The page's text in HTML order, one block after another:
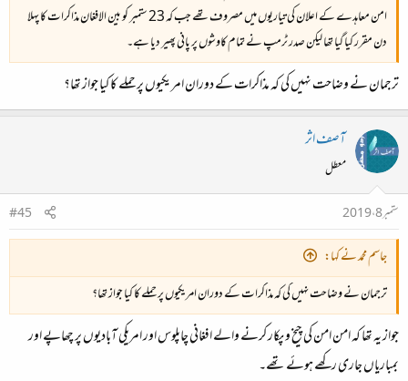
امن معاہدے کے اعلان کی تیاریوں میں مصروف تھے جب کہ 23 ستمبر کو بین الافغان مذاکرات کا پہلا
دن مقرر کیا گیا تھا لیکن صدر ٹرمپ نے تمام کاوشوں پر پانی پھیر دیا ہے۔
ترجمان نے وضاحت نہیں کی کہ مذاکرات کے دوران امریکیوں پر حملے کا کیا جواز تھا؟
آصف اثر
معطل
ستمبر 8، 2019
#45
جاسم محمد نے کہا:
ترجمان نے وضاحت نہیں کی کہ مذاکرات کے دوران امریکیوں پر حملے کا کیا جواز تھا؟
جواز یہ تھا کہ امن امن کی چیخ و پکار کرنے والے افغانی چاپلوس اور امریکی آبادیوں پر چھاپے اور
بمباریاں جاری رکھے ہوئے تھے۔